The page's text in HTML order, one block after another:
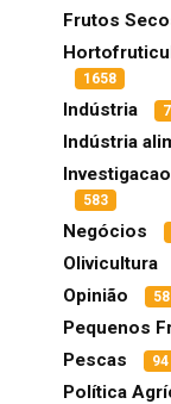
Frutos
1658
Indústria
Indústria
583
Negócios
Olivicultura
Opinião 58
Pequenos
Pescas 94
Política